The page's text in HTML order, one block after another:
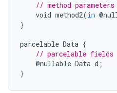
// method parameters
void method2(in @
}
parcelable Data {
// parcelable fields
@nullable Data d ;
}